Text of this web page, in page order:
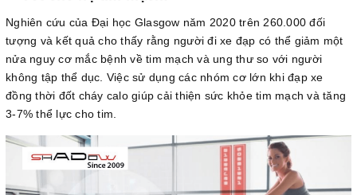
Nghiên cứu của Đại học Glasgow năm 2020 trên 260.000 đối
tượng và kết quả cho thấy rằng người đi xe đạp có thể giảm một
nửa nguy cơ mắc bệnh về tim mạch và ung thư so với người
không tập thể dục. Việc sử dụng các nhóm cơ lớn khi đạp xe
đồng thời đốt cháy calo giúp cải thiện sức khỏe tim mạch và tăng
3-7% thể lực cho tim.